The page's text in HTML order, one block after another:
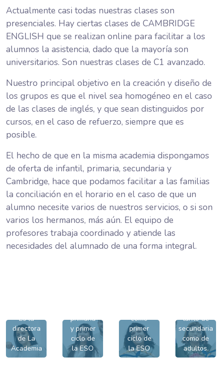
Actualmente casi todas nuestras clases son
presenciales. Hay ciertas clases de CAMBRIDGE
ENGLISH que se realizan online para facilitar a los
alumnos la asistencia, dado que la mayoría son
universitarios. Son nuestras clases de C1 avanzado.
Nuestro principal objetivo en la creación y diseño de
los grupos es que el nivel sea homogéneo en el caso
de las clases de inglés, y que sean distinguidos por
cursos, en el caso de refuerzo, siempre que es
posible.
El hecho de que en la misma academia dispongamos
de oferta de infantil, primaria, secundaria y
Cambridge, hace que podamos facilitar a las familias
la conciliación en el horario en el caso de que un
alumno necesite varios de nuestros servicios, o si son
varios los hermanos, más aún. El equipo de
profesores trabaja coordinado y atiende las
necesidades del alumnado de una forma integral.
Es la
directora
de La
Academia
-
Arancha
-
primaria
y primer
ciclo de
la ESO
-
Pilar
-
Atiende
refuerzo
escolar
de
primaria
como
primer
ciclo de
la ESO
-
tanto de
secundaria
como de
adultos.